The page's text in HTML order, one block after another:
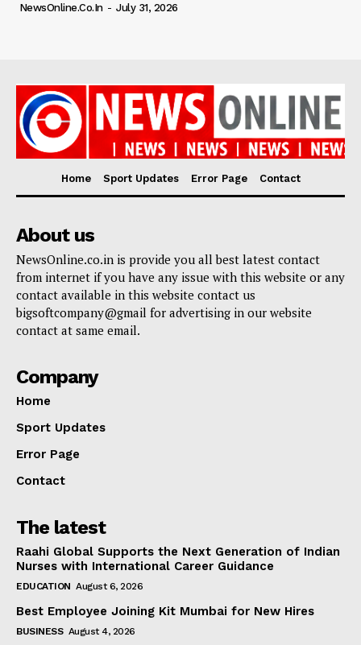
NewsOnline.co.in - July 31, 2026
Home Sport Updates Error Page Contact
About us
NewsOnline.co.in is provide you all best latest contact
from internet if you have any issue with this website or any
contact available in this website contact us
bigsoftcompany@gmail for advertising in our website
contact at same email.
Company
Home
Sport Updates
Error Page
Contact
The latest
Raahi Global Supports the Next Generation of Indian
Nurses with International Career Guidance
EDUCATION August 6, 2026
Best Employee Joining Kit Mumbai for New Hires
BUSINESS August 4, 2026